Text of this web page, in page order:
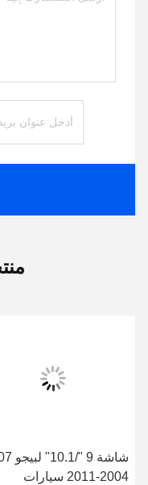
شاشة 9 "/
2004-2011 سيارات